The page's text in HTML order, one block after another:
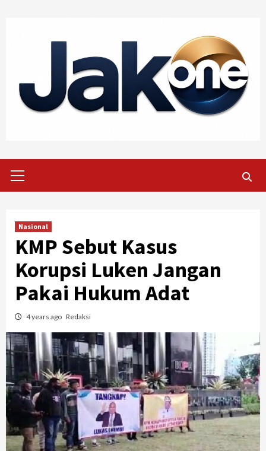
Menu
Nasional
KMP Sebut Kasus
Korupsi Luken Jangan
Pakai Hukum Adat
4 years ago Redaksi